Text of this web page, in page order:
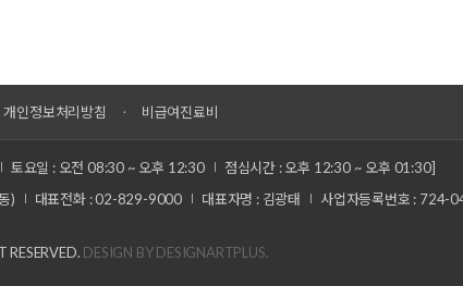
개인정보처리방침 비급여진료비
토요일 : 오전 08:30 ~ 오후 12:30
점심시간 : 오후 12:30 ~ 오후 01:30]
)
대표전화 : 02-829-9000 대표자명 : 김광태 사업자등록번호 : 724-
RESERVED. DESIGN BY DESIGNARTPLUS.